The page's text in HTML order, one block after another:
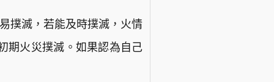
撲滅，若能及時撲滅，火情
期火災撲滅。如果認為自己